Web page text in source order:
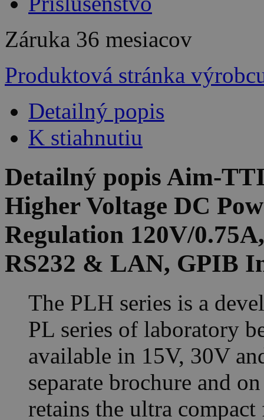
Záruka 36 mesiacov
Produktová stránka
Detailný popis
K stiahnutiu
Detailný popis Aim-
Higher Voltage DC
Regulation 120V/
RS232 & LAN, GPIB
The PLH series is a
PL series of laboratory
available in 15V, 30V
separate brochure and
retains the ultra